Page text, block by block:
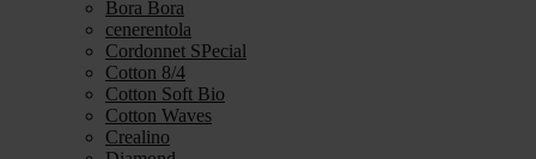
Bora Bora
cenerentola
Cordonnet SPecial
Cotton 8/4
Cotton Soft Bio
Cotton Waves
Crealino